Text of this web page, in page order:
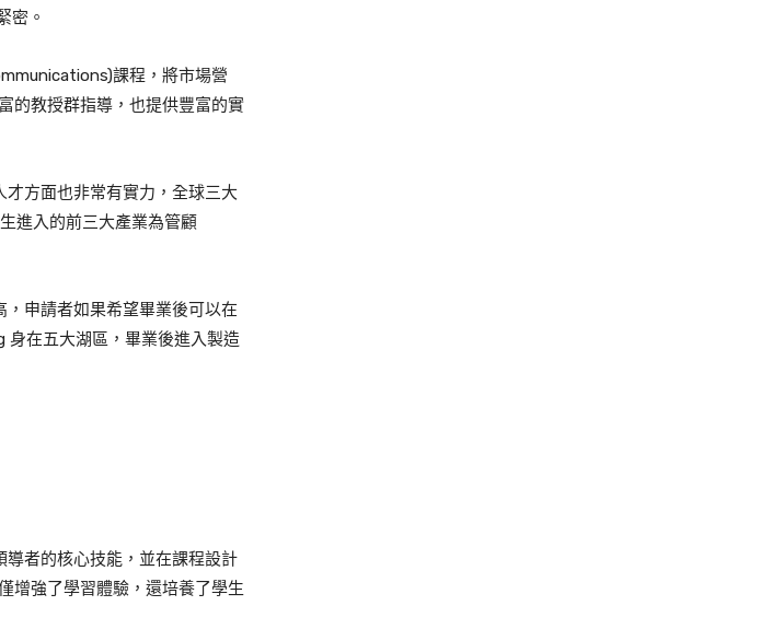
密。
課程，將市場營
的教授群指導，也提供豐富的實
方面也非常有實力，全球三大
進入的前三大產業為管顧
申請者如果希望畢業後可以在
身在五大湖區，畢業後進入製造
者的核心技能，並在課程設計
增強了學習體驗，還培養了學生